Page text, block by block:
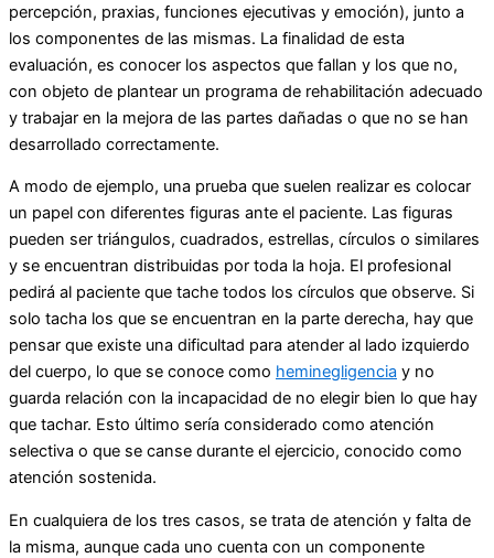
percepción, praxias, funciones ejecutivas y emoción), junto a
los componentes de las mismas. La finalidad de esta
evaluación, es conocer los aspectos que fallan y los que no,
con objeto de plantear un programa de rehabilitación adecuado
y trabajar en la mejora de las partes dañadas o que no se han
desarrollado correctamente.
A modo de ejemplo, una prueba que suelen realizar es colocar
un papel con diferentes figuras ante el paciente. Las figuras
pueden ser triángulos, cuadrados, estrellas, círculos o similares
y se encuentran distribuidas por toda la hoja. El profesional
pedirá al paciente que tache todos los círculos que observe. Si
solo tacha los que se encuentran en la parte derecha, hay que
pensar que existe una dificultad para atender al lado izquierdo
del cuerpo, lo que se conoce como heminegligencia y no
guarda relación con la incapacidad de no elegir bien lo que hay
que tachar. Esto último sería considerado como atención
selectiva o que se canse durante el ejercicio, conocido como
atención sostenida.
En cualquiera de los tres casos, se trata de atención y falta de
la misma, aunque cada uno cuenta con un componente